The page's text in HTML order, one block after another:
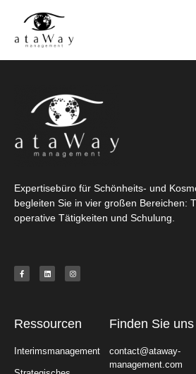
Expertisebüro für Schönheits- und
begleiten Sie in vier großen Bereichen:
operative Tätigkeiten und Schulung.
Ressourcen
Interimsmanagement
Finden Sie uns
contact@ataway-
management.com